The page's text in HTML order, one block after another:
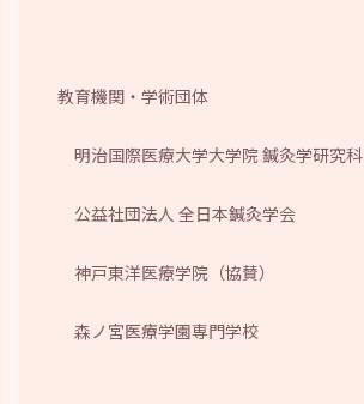
教育機関・学術団体
明治国際医療大学大学院 鍼灸学研究科
公益社団法人 全日本鍼灸学会
神戸東洋医療学院（協賛）
森ノ宮医療学園専門学校